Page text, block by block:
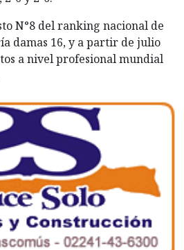
N°8 del ranking nacional de
damas 16, y a partir de julio
a nivel profesional mundial